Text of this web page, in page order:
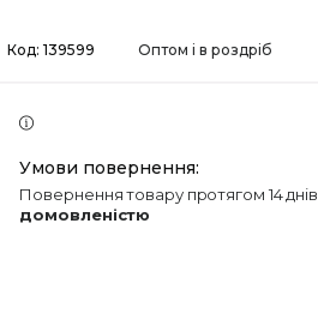
Оптом і в роздріб
Код: 139599
повернення товару протягом 14 днів
домовленістю